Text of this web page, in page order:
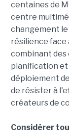
centaines de
centre
changement le
résilience face
combinant des
planification et
déploiement
de résister à
créateurs de
Considérer